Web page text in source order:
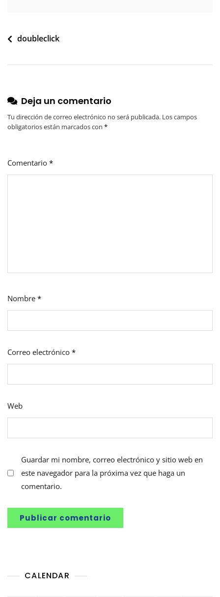
Navegación
entradas
doubleclick
Deja un comentario
Tu dirección de correo electrónico no será publicada. Los campos
obligatorios están marcados con *
Comentario *
Nombre *
Correo electrónico *
Web
Guardar mi nombre, correo electrónico y sitio web en
este navegador para la próxima vez que haga un
comentario.
CALENDAR